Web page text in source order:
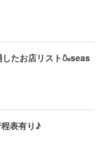
たお店リスト🍶seas
表有り♪